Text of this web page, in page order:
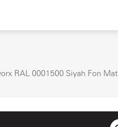
RAL 0001500 Siyah Fon Mat